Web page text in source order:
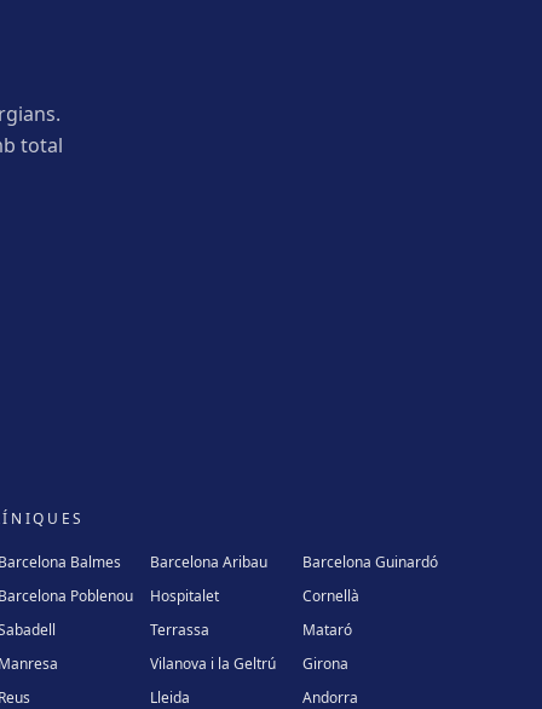
total
Barcelona Balmes Barcelona Aribau
Barcelona Guinardó
Barcelona Poblenou Hospitalet
Cornellà
Terrassa
Mataró
Manresa Vilanova i la Geltrú
Girona
Reus Lleida
Andorra